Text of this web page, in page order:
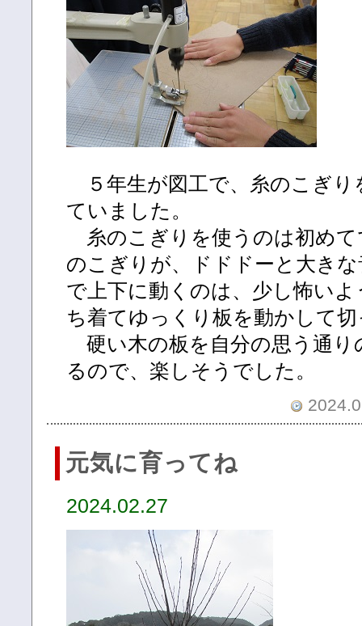
５年生が図工で、糸のこぎり
ていました。
糸のこぎりを使うのは初めて
のこぎりが、ドドドーと大き
で上下に動くのは、少し怖い
ち着てゆっくり板を動かして
硬い木の板を自分の思う通り
るので、楽しそうでした。
元気に育ってね
2024.02.27